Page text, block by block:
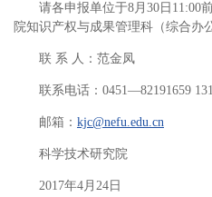
请各申报单位于8月30日11:00
院知识产权与成果管理科（综合办
联 系 人：范金凤
联系电话：0451—82191659
邮箱： kjc@nefu.edu.cn
科学技术研究院
2017年4月24日